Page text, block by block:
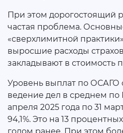
При этом дорогостоящий
частая проблема.
«сверхлимитной
выросшие расходы
закладывают в стоимость
Уровень выплат по ОСАГО
ведение дел в среднем по
апреля 2025 года по 31
94,1%. Это на 13
годом ранее. При этом